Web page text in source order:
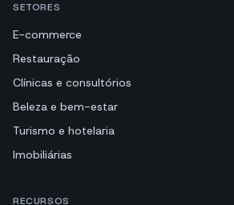
SETORES
E-commerce
Restauração
Clínicas e consultórios
Beleza e bem-estar
Turismo e hotelaria
Imobiliárias
RECURSOS